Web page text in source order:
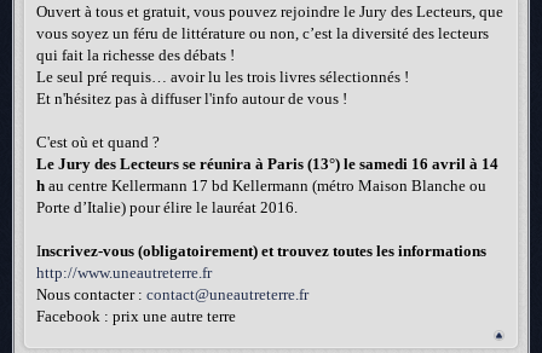
Ouvert à tous et gratuit, vous pouvez rejoindre le Jury des Lecteurs, que
vous soyez un féru de littérature ou non, c’est la diversité des lecteurs
qui fait la richesse des débats !
Le seul pré requis… avoir lu les trois livres sélectionnés !
Et n'hésitez pas à diffuser l'info autour de vous !
C'est où et quand ?
Le Jury des Lecteurs se réunira à Paris (13°) le samedi 16 avril à 14
h au centre Kellermann 17 bd Kellermann (métro Maison Blanche ou
Porte d’Italie) pour élire le lauréat 2016.
Inscrivez-vous (obligatoirement) et trouvez toutes les informations
http://www.uneautreterre.fr
Nous contacter : contact@uneautreterre.fr
Facebook : prix une autre terre